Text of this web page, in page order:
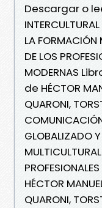
Descargar o
LA FORMACIÓN
DE LOS
MODERNAS
de HÉCTOR
QUARONI,
GLOBALIZADO
HÉCTOR
QUARONI,